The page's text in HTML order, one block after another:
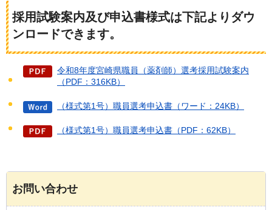
採用試験案内及び申込書様式は下記よりダウ
ンロードできます。
令和8年度宮崎県職員（薬剤師）選考採用試験案内
（PDF：316KB）
（様式第1号）職員選考申込書（ワード：24KB）
（様式第1号）職員選考申込書（PDF：62KB）
お問い合わせ